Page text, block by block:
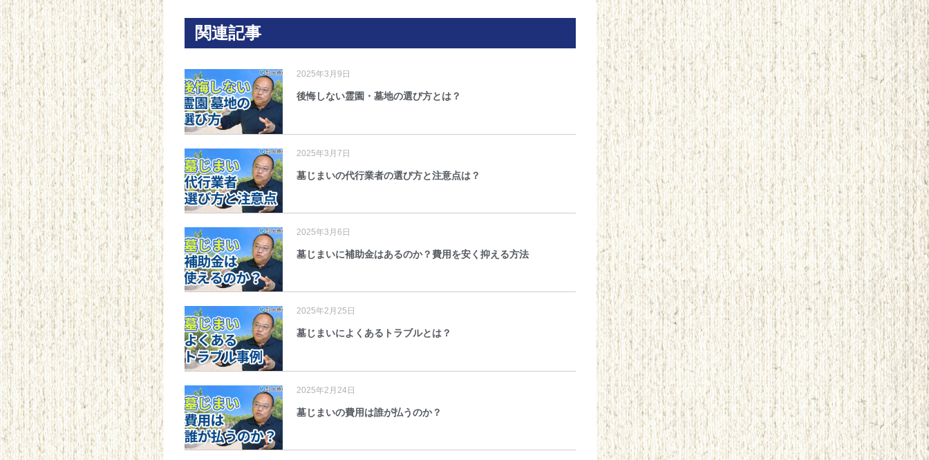
関連記事
後悔しない霊園・墓地の選び方とは？
2025年3月9日
墓じまいの代行業者の選び方と注意点は？
2025年3月7日
墓じまいに補助金はあるのか？費用を安く抑える方法
2025年3月6日
墓じまいによくあるトラブルとは？
2025年2月25日
墓じまいの費用は誰が払うのか？
2025年2月24日